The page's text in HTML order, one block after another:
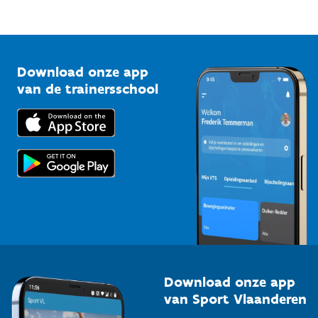
Bedrijven
Trainers en begeleiders
Topsporters
Vlaamse Trainersschool
Kennisplatform
Downloads
Voor de pers
Download onze app
van de trainersschool
Download onze app
van Sport Vlaanderen